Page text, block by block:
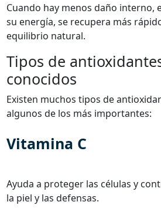
Cuando hay menos daño interno,
su energía, se recupera más
equilibrio natural.
Tipos de
conocidos
Existen muchos tipos de
algunos de los más importantes:
Vitamina C
Ayuda a proteger las células y
la piel y las defensas.